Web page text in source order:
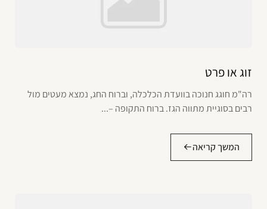
זוג או פרט
רה"מ חוגג חנוכה בוועדת הכלכלה, וברוח החג, נמצא מעטים מול
רבים בסוגיית מתווה הגז. ברוח התקופה –...
המשך קריאה